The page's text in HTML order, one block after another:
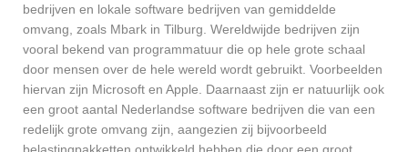
bedrijven en lokale software bedrijven van gemiddelde
omvang, zoals Mbark in Tilburg. Wereldwijde bedrijven zijn
vooral bekend van programmatuur die op hele grote schaal
door mensen over de hele wereld wordt gebruikt. Voorbeelden
hiervan zijn Microsoft en Apple. Daarnaast zijn er natuurlijk ook
een groot aantal Nederlandse software bedrijven die van een
redelijk grote omvang zijn, aangezien zij bijvoorbeeld
belastingpakketten ontwikkeld hebben die door een groot